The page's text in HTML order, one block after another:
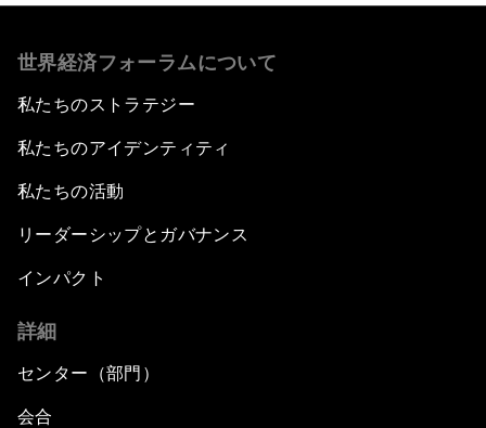
世界経済フォーラムについて
私たちのストラテジー
私たちのアイデンティティ
私たちの活動
リーダーシップとガバナンス
インパクト
詳細
センター（部門）
会合